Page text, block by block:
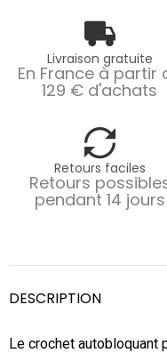
Livraison gratuite
En France à partir
129 € d'achats
Retours faciles
Retours
pendant 14 jours
DESCRIPTION
Le crochet autobloquant